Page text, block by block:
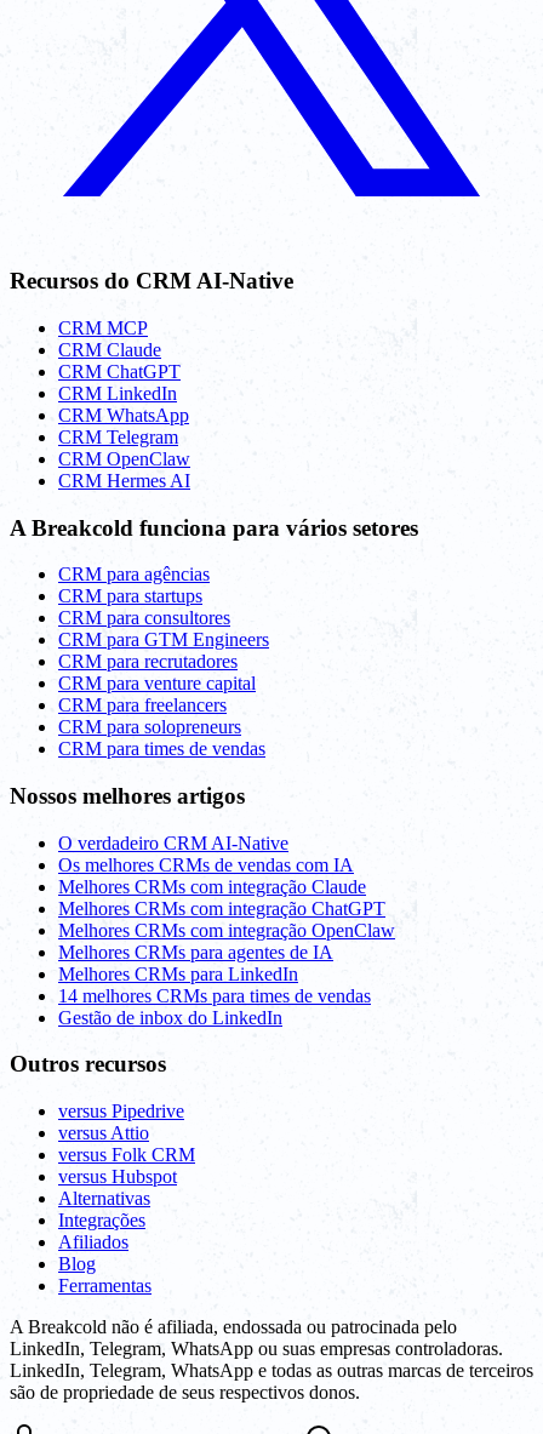
Recursos do CRM AI-Native
CRM MCP
CRM Claude
CRM ChatGPT
CRM LinkedIn
CRM WhatsApp
CRM Telegram
CRM OpenClaw
CRM Hermes AI
A Breakcold funciona para vários setores
CRM para agências
CRM para startups
CRM para consultores
CRM para GTM Engineers
CRM para recrutadores
CRM para venture capital
CRM para freelancers
CRM para solopreneurs
CRM para times de vendas
Nossos melhores artigos
O verdadeiro CRM AI-Native
Os melhores CRMs de vendas com IA
Melhores CRMs com integração Claude
Melhores CRMs com integração ChatGPT
Melhores CRMs com integração OpenClaw
Melhores CRMs para agentes de IA
Melhores CRMs para LinkedIn
14 melhores CRMs para times de vendas
Gestão de inbox do LinkedIn
Outros recursos
versus Pipedrive
versus Attio
versus Folk CRM
versus Hubspot
Alternativas
Integrações
Afiliados
Blog
Ferramentas
A Breakcold não é afiliada, endossada ou patrocinada pelo
LinkedIn, Telegram, WhatsApp ou suas empresas controladoras.
LinkedIn, Telegram, WhatsApp e todas as outras marcas de terceiros
são de propriedade de seus respectivos donos.